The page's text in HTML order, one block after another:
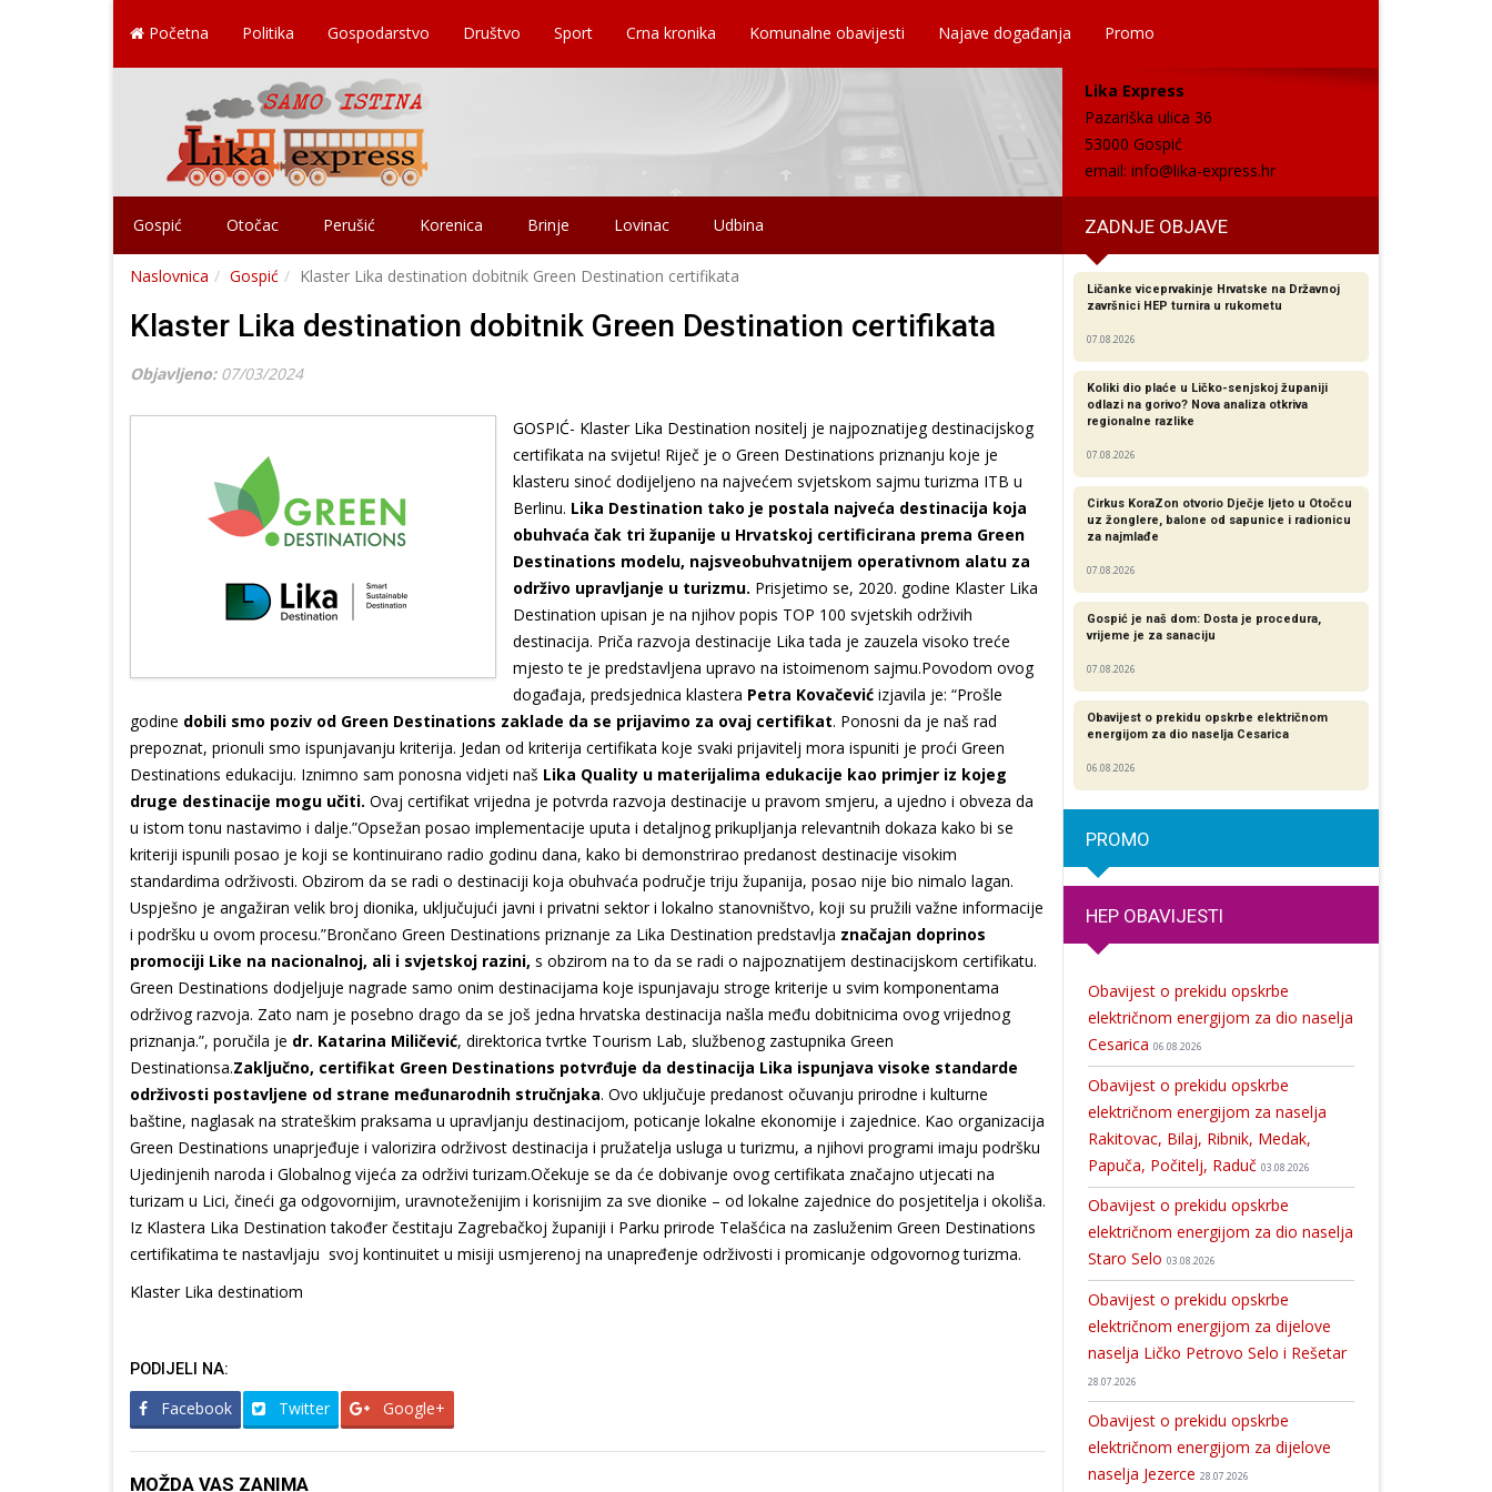
Početna Politika Gospodarstvo Društvo Sport Crna kronika Komunalne obavijesti Najave događanja Promo
Lika Express
Pazariška ulica 36
53000 Gospić
email: info@lika-express.hr
Gospić Otočac Perušić Korenica Brinje Lovinac Udbina ZADNJE OBJAVE
Naslovnica Gospić Klaster Lika destination dobitnik Green Destination certifikata
Klaster Lika destination dobitnik Green Destination certifikata
Objavljeno: 07/03/2024
GOSPIĆ- Klaster Lika Destination nositelj je najpoznatijeg destinacijskog
certifikata na svijetu! Riječ je o Green Destinations priznanju koje je
klasteru sinoć dodijeljeno na najvećem svjetskom sajmu turizma ITB u
Berlinu. Lika Destination tako je postala najveća destinacija koja
obuhvaća čak tri županije u Hrvatskoj certificirana prema Green
Destinations modelu, najsveobuhvatnijem operativnom alatu za
održivo upravljanje u turizmu. Prisjetimo se, 2020. godine Klaster Lika
Destination upisan je na njihov popis TOP 100 svjetskih održivih
destinacija. Priča razvoja destinacije Lika tada je zauzela visoko treće
mjesto te je predstavljena upravo na istoimenom sajmu.Povodom ovog
događaja, predsjednica klastera Petra Kovačević izjavila je: “Prošle
godine dobili smo poziv od Green Destinations zaklade da se prijavimo za ovaj certifikat. Ponosni da je naš rad
prepoznat, prionuli smo ispunjavanju kriterija. Jedan od kriterija certifikata koje svaki prijavitelj mora ispuniti je proći Green
Destinations edukaciju. Iznimno sam ponosna vidjeti naš Lika Quality u materijalima edukacije kao primjer iz kojeg
druge destinacije mogu učiti. Ovaj certifikat vrijedna je potvrda razvoja destinacije u pravom smjeru, a ujedno i obveza da
u istom tonu nastavimo i dalje.”Opsežan posao implementacije uputa i detaljnog prikupljanja relevantnih dokaza kako bi se
kriteriji ispunili posao je koji se kontinuirano radio godinu dana, kako bi demonstrirao predanost destinacije visokim
standardima održivosti. Obzirom da se radi o destinaciji koja obuhvaća područje triju županija, posao nije bio nimalo lagan.
Uspješno je angažiran velik broj dionika, uključujući javni i privatni sektor i lokalno stanovništvo, koji su pružili važne informacije
i podršku u ovom procesu.”Brončano Green Destinations priznanje za Lika Destination predstavlja značajan doprinos
promociji Like na nacionalnoj, ali i svjetskoj razini, s obzirom na to da se radi o najpoznatijem destinacijskom certifikatu.
Green Destinations dodjeljuje nagrade samo onim destinacijama koje ispunjavaju stroge kriterije u svim komponentama
održivog razvoja. Zato nam je posebno drago da se još jedna hrvatska destinacija našla među dobitnicima ovog vrijednog
priznanja.”, poručila je dr. Katarina Miličević, direktorica tvrtke Tourism Lab, službenog zastupnika Green
Destinationsa.Zaključno, certifikat Green Destinations potvrđuje da destinacija Lika ispunjava visoke standarde
održivosti postavljene od strane međunarodnih stručnjaka. Ovo uključuje predanost očuvanju prirodne i kulturne
baštine, naglasak na strateškim praksama u upravljanju destinacijom, poticanje lokalne ekonomije i zajednice. Kao organizacija
Green Destinations unaprjeđuje i valorizira održivost destinacija i pružatelja usluga u turizmu, a njihovi programi imaju podršku
Ujedinjenih naroda i Globalnog vijeća za održivi turizam.Očekuje se da će dobivanje ovog certifikata značajno utjecati na
turizam u Lici, čineći ga odgovornijim, uravnoteženijim i korisnijim za sve dionike – od lokalne zajednice do posjetitelja i okoliša.
Iz Klastera Lika Destination također čestitaju Zagrebačkoj županiji i Parku prirode Telašćica na zasluženim Green Destinations
certifikatima te nastavljaju svoj kontinuitet u misiji usmjerenoj na unapređenje održivosti i promicanje odgovornog turizma.
Klaster Lika destinatiom
PODIJELI NA:
Facebook Twitter Google+
MOŽDA VAS ZANIMA
Ličanke viceprvakinje Hrvatske na Državnoj
završnici HEP turnira u rukometu
07.08.2026
Koliki dio plaće u Ličko-senjskoj županiji
odlazi na gorivo? Nova analiza otkriva
regionalne razlike​
07.08.2026
Cirkus KoraZon otvorio Dječje ljeto u Otočcu
uz žonglere, balone od sapunice i radionicu
za najmlađe
07.08.2026
Gospić je naš dom: Dosta je procedura,
vrijeme je za sanaciju
07.08.2026
Obavijest o prekidu opskrbe električnom
energijom za dio naselja Cesarica
06.08.2026
PROMO
HEP OBAVIJESTI
Obavijest o prekidu opskrbe
električnom energijom za dio naselja
Cesarica 06.08.2026
Obavijest o prekidu opskrbe
električnom energijom za naselja
Rakitovac, Bilaj, Ribnik, Medak,
Papuča, Počitelj, Raduč 03.08.2026
Obavijest o prekidu opskrbe
električnom energijom za dio naselja
Staro Selo 03.08.2026
Obavijest o prekidu opskrbe
električnom energijom za dijelove
naselja Ličko Petrovo Selo i Rešetar
28.07.2026
Obavijest o prekidu opskrbe
električnom energijom za dijelove
naselja Jezerce 28.07.2026